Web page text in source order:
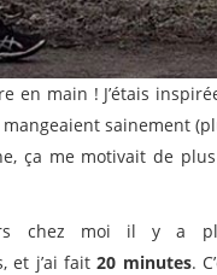
en main ! J’étais
sainement
ça me motivait de
chez moi il y a
et j’ai fait20 minutes.